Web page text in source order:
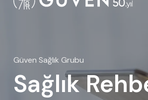
Güven Sağlık Grubu
Sağlık